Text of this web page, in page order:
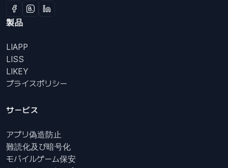
製品
LIAPP
LISS
LIKEY
プライスポリシー
サービス
アプリ偽造防止
難読化及び暗号化
モバイルゲーム保安